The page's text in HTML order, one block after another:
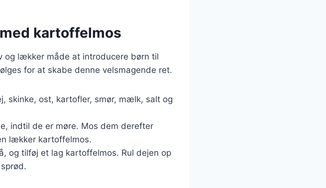
kartoffelmos
og lækker måde at introducere børn til
for at skabe denne velsmagende ret.
skinke, ost, kartofler, smør, mælk, salt og
indtil de er møre. Mos dem derefter
lækker kartoffelmos.
og tilføj et lag kartoffelmos. Rul dejen op